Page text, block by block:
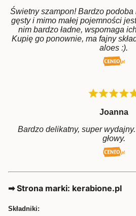
Świetny szampon! Bardzo
gęsty i mimo małej pojemności
nim bardzo ładne, wspomaga
Kupię go ponownie, ma fajny
aloes :).
Joanna
Bardzo delikatny, super
głowy.
➡ Strona marki: kerabione.pl
Składniki: